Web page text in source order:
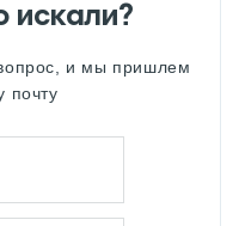
искали?
и мы пришлем
почту